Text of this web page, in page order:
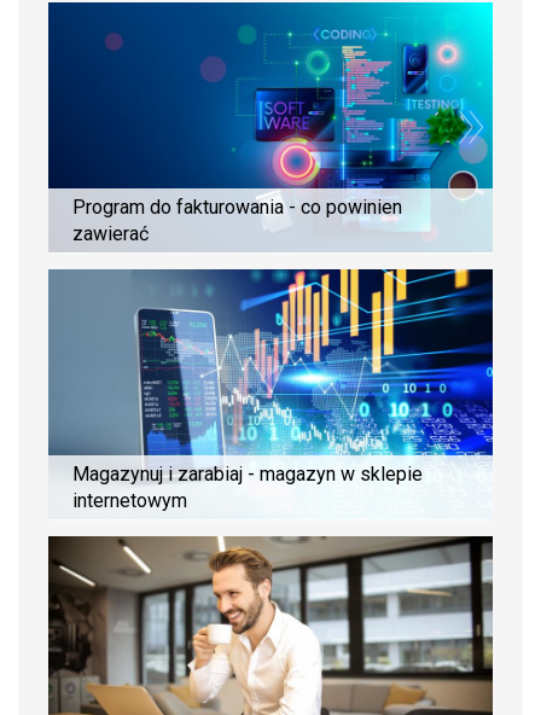
Program do fakturowania - co powinien
zawierać
Magazynuj i zarabiaj - magazyn w sklepie
internetowym